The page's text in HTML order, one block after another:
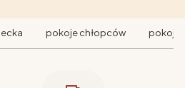
pokoje chłopców pokoje